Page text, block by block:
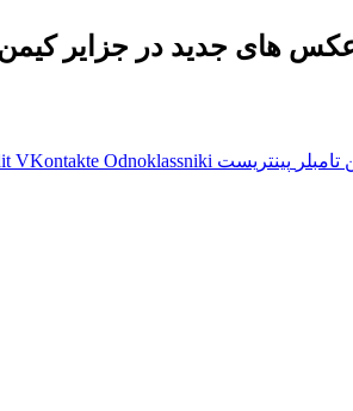
عکس های جدید در جزایر
تامبلر پینتریست VKontakte Odnoklassniki